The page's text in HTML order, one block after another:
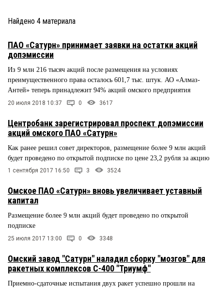
ПРОИСШЕСТВИЯ
СТИЛЬ ЖИЗНИ
Найдено 4 материала
ПАО «Сатурн» принимает заявки на остатки акций
допэмиссии
Из 9 млн 216 тысяч акций после размещения на условиях
преимущественного права осталось 601,7 тыс. штук. АО «Алмаз-
Антей» теперь принадлежит 94% акций омского предприятия
20 июля 2018 10:37 0 3617
Центробанк зарегистрировал проспект допэмиссии
акций омского ПАО «Сатурн»
Как ранее решил совет директоров, размещение более 9 млн акций
будет проведено по открытой подписке по цене 23,2 рубля за акцию
1 сентября 2017 16:50 3 3524
Омское ПАО «Сатурн» вновь увеличивает уставный
капитал
Размещение более 9 млн акций будет проведено по открытой
подписке
25 июля 2017 13:00 0 3348
Омский завод "Сатурн" наладил сборку "мозгов" для
ракетных комплексов С-400 "Триумф"
Приемно-сдаточные испытания двух ракет успешно прошли на